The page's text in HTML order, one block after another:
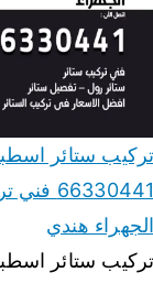
تركيب ستائر
الجهراء هندي
تركيب ستائر